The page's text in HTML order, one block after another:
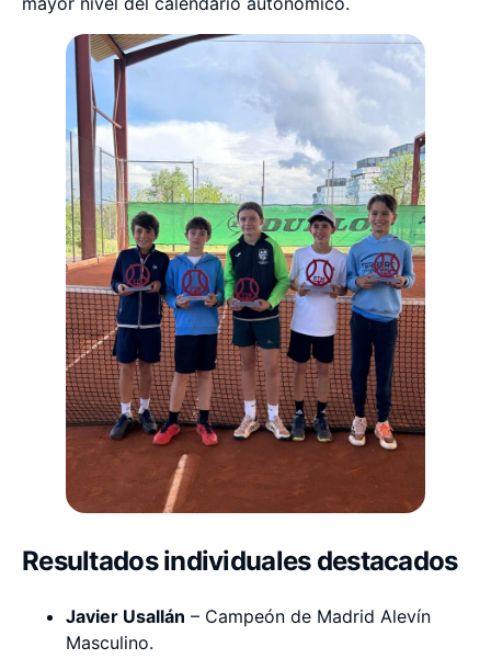
Resultados individuales destacados
Javier Usallán – Campeón de Madrid Alevín
Masculino.